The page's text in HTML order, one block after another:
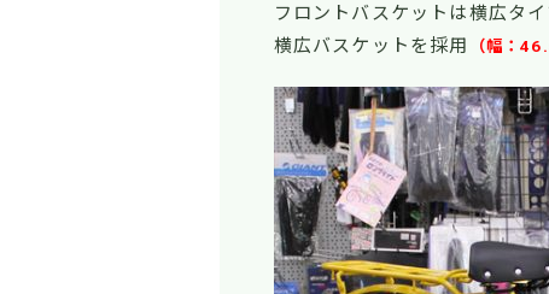
フロントバスケットは横広タ
横広バスケットを採用
（幅：